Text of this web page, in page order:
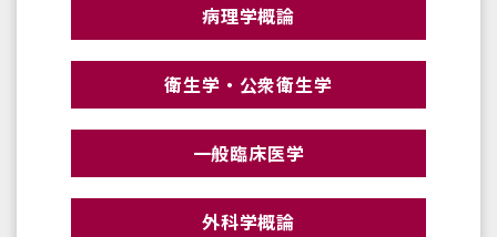
病理学概論
衛生学・公衆衛生学
一般臨床医学
外科学概論